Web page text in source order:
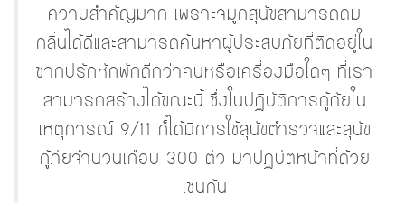
ความสำคัญมาก เพราะจมูกสุนัขสามารถดม
กลิ่นได้ดีและสามารถค้นหาผู้ประสบภัยที่ติดอยู่ใน
ซากปรักหักพักดีกว่าคนหรือเครื่องมือใดๆ ที่เรา
สามารถสร้างได้ขณะนี้ ซึ่งในปฏิบัติการกู้ภัยใน
เหตุการณ์ 9/11 ก็ได้มีการใช้สุนัขตำรวจและสุนัข
กู้ภัยจำนวนเกือบ 300 ตัว มาปฏิบัติหน้าที่ด้วย
เช่นกัน